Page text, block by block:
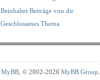
Beinhaltet Beiträge von dir
Geschlossenes Thema
MyBB , © 2002-2026 MyBB Group